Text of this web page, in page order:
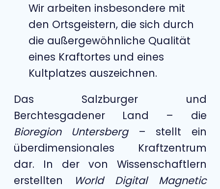
Wir arbeiten insbesondere mit
den Ortsgeistern, die sich durch
die außergewöhnliche Qualität
eines Kraftortes und eines
Kultplatzes auszeichnen.
Das Salzburger und
Berchtesgadener Land – die
Bioregion Untersberg– stellt ein
überdimensionales Kraftzentrum
dar. In der von Wissenschaftlern
erstellten
World Digital Magnetic